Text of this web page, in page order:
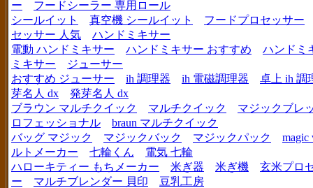
ー
フードシーラー 専用ロール
シールイット
真空機 シールイット
フードプロセッサー
セッサー 人気
ハンドミキサー
電動 ハンドミキサー
ハンドミキサー おすすめ
ハンドミ
ミキサー
ジューサー
おすすめ ジューサー
ih 調理器 ih 電磁調理器
卓上 ih 調
芽名人 dx
発芽名人 dx
ブラウン マルチクイック
マルチクイック
マジックブレ
ロフェッショナル
braun マルチクイック
バッグ マジック
マジックバック マジックパック
magic
ルトメーカー
七輪くん
電気 七輪
ハローキティー もちメーカー
米ぎ器 米ぎ機
玄米プロ
ー
マルチブレンダー 貝印
豆乳工房